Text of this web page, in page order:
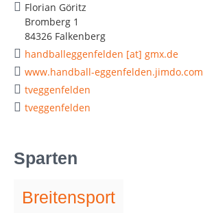
Florian Göritz
Bromberg 1
84326 Falkenberg
handballeggenfelden [at] gmx.de
www.handball-eggenfelden.jimdo.com
tveggenfelden
tveggenfelden
Sparten
Breitensport